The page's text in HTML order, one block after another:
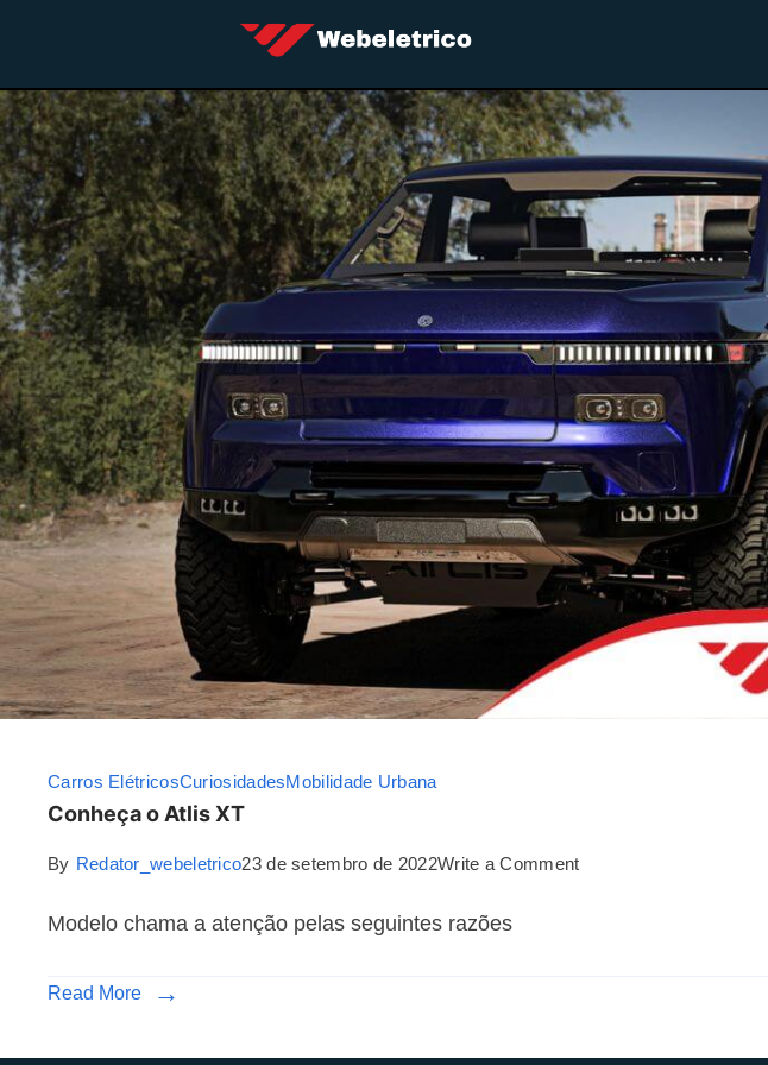
Carros ElétricosCuriosidadesMobilidade Urbana
Conheça o Atlis XT
By Redator_webeletrico23 de setembro de 2022Write a Comment
Modelo chama a atenção pelas seguintes razões
Read More